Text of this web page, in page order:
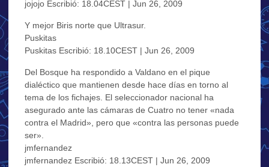
jojojo Escribió: 18.04CEST | Jun 26, 2009
Y mejor Biris norte que Ultrasur.
Puskitas
Puskitas Escribió: 18.10CEST | Jun 26, 2009
Del Bosque ha respondido a Valdano en el pique
dialéctico que mantienen desde hace días en torno al
tema de los fichajes. El seleccionador nacional ha
asegurado ante las cámaras de Cuatro no tener «nada
contra el Madrid», pero que «contra las personas puede
ser».
jmfernandez
jmfernandez Escribió: 18.13CEST | Jun 26, 2009